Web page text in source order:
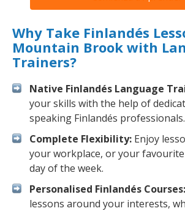
Why Take Finlandés
Mountain Brook with
Trainers?
Native Finlandés Language
your skills with the help of
speaking Finlandés professionals.
Complete Flexibility: Enjoy
your workplace, or your
day of the week.
Personalised Finlandés Courses:
lessons around your interests,